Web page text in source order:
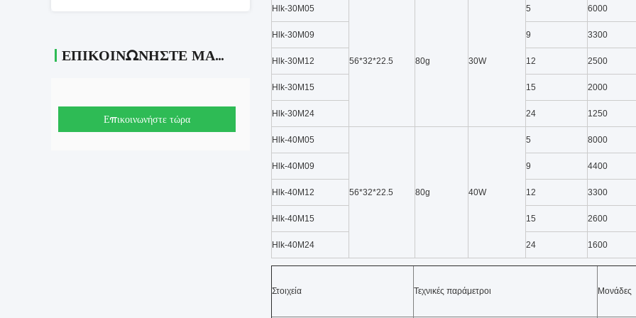
ΕΠΙΚΟΙΝΩΝΉΣΤΕ ΜΑΖΊ ΜΑΣ
Επικοινωνήστε τώρα
Hlk-30M05
56*32*22.5 80g 30W
5 6000
Hlk-30M09 9 3300
Hlk-30M12 12 2500
Hlk-30M15 15 2000
Hlk-30M24 24 1250
Hlk-40M05
56*32*22.5 80g 40W
5 8000
Hlk-40M09 9 4400
Hlk-40M12 12 3300
Hlk-40M15 15 2600
Hlk-40M24 24 1600
Στοιχεία Τεχνικές παράμετροι Μονάδες